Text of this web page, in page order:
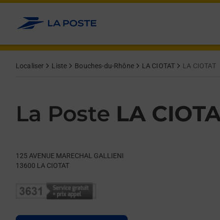
Allez au contenu
Localiser Liste Bouches-du-Rhône LA CIOTAT LA CIOTAT
La Poste LA
125 AVENUE MARECHAL GALLIENI
13600 LA CIOTAT
Day of the WeekHours
Get directions to La Poste at 125 AVENUE MARECHAL
lien s'ouvre dans un nouvel onglet